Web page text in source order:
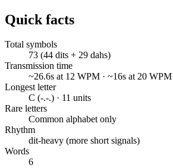
Quick facts
Total symbols
73 (44 dits + 29 dahs)
Transmission time
~26.6s at 12 WPM · ~16s at 20 WPM
Longest letter
C (-.-.) · 11 units
Rare letters
Common alphabet only
Rhythm
dit-heavy (more short signals)
Words
6